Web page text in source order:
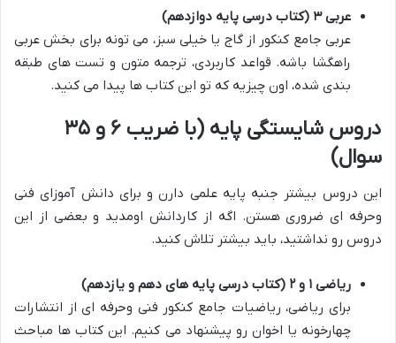
عربی ۳ (کتاب درسی پایه دوازدهم)
عربی جامع کنکور از گاج یا خیلی سبز، می تونه برای بخش عربی
راهگشا باشه. قواعد کاربردی، ترجمه متون و تست های طبقه
بندی شده، اون چیزیه که تو این کتاب ها پیدا می کنید.
دروس شایستگی پایه (با ضریب ۶ و ۳۵
سوال)
این دروس بیشتر جنبه پایه علمی دارن و برای دانش آموزای فنی
وحرفه ای ضروری هستن. اگه از کاردانش اومدید و بعضی از این
دروس رو نداشتید، باید بیشتر تلاش کنید.
ریاضی ۱ و ۲ (کتاب درسی پایه های دهم و یازدهم)
برای ریاضی، ریاضیات جامع کنکور فنی وحرفه ای از انتشارات
چهارخونه یا اخوان رو پیشنهاد می کنیم. این کتاب ها مباحث